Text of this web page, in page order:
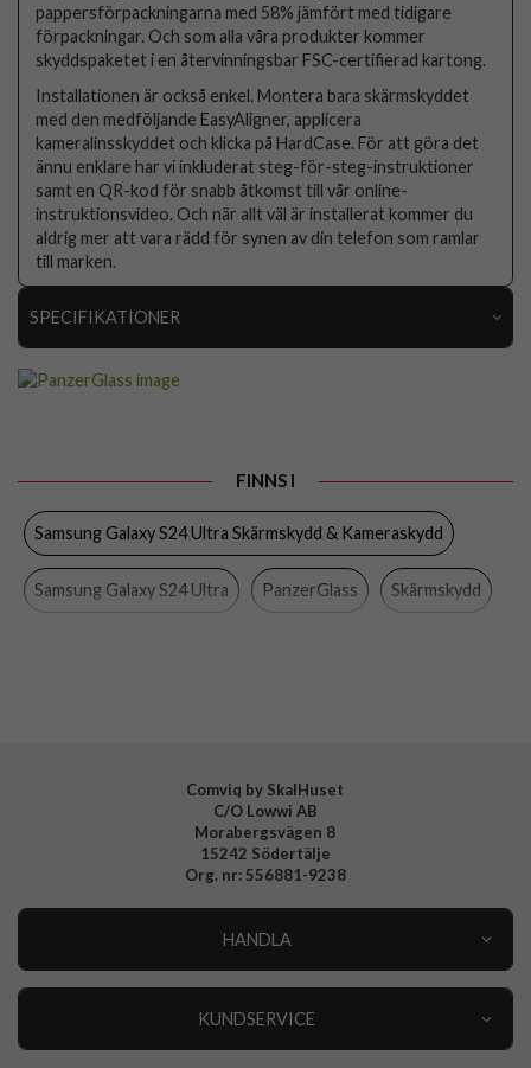
pappersförpackningarna med 58% jämfört med tidigare
förpackningar. Och som alla våra produkter kommer
skyddspaketet i en återvinningsbar FSC-certifierad kartong.
Installationen är också enkel. Montera bara skärmskyddet
med den medföljande EasyAligner, applicera
kameralinsskyddet och klicka på HardCase. För att göra det
ännu enklare har vi inkluderat steg-för-steg-instruktioner
samt en QR-kod för snabb åtkomst till vår online-
instruktionsvideo. Och när allt väl är installerat kommer du
aldrig mer att vara rädd för synen av din telefon som ramlar
till marken.
SPECIFIKATIONER
Trådlös laddning-kompatibel
Färg Genomskinlig
Härdat glas, Plast
FINNS I
Samsung Galaxy S24 Ultra Skärmskydd & Kameraskydd
Samsung Galaxy S24 Ultra PanzerGlass Skärmskydd
Comviq by SkalHuset
C/O Lowwi AB
Morabergsvägen 8
15242 Södertälje
Org. nr: 556881-9238
HANDLA
KUNDSERVICE